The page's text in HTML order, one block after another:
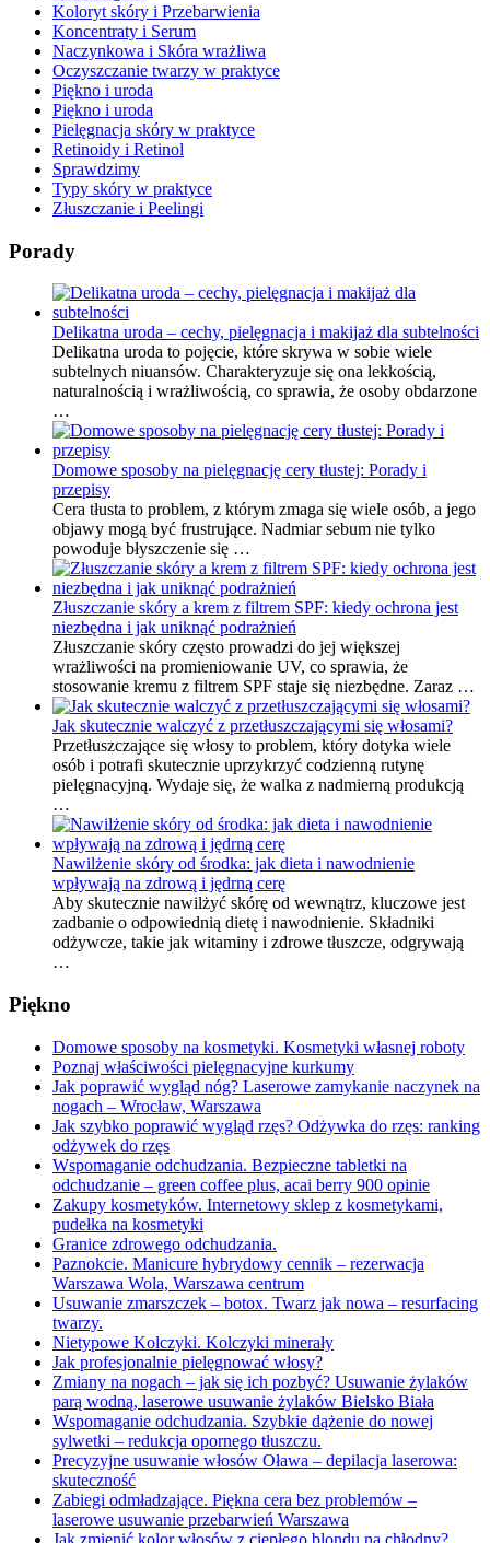
Koloryt skóry i Przebarwienia
Koncentraty i Serum
Naczynkowa i Skóra wrażliwa
Oczyszczanie twarzy w praktyce
Piękno i uroda
Piękno i uroda
Pielęgnacja skóry w praktyce
Retinoidy i Retinol
Sprawdzimy
Typy skóry w praktyce
Złuszczanie i Peelingi
Porady
Delikatna uroda – cechy, pielęgnacja i makijaż dla subtelności
Delikatna uroda to pojęcie, które skrywa w sobie wiele
subtelnych niuansów. Charakteryzuje się ona lekkością,
naturalnością i wrażliwością, co sprawia, że osoby obdarzone
…
Domowe sposoby na pielęgnację cery tłustej: Porady i
przepisy
Cera tłusta to problem, z którym zmaga się wiele osób, a jego
objawy mogą być frustrujące. Nadmiar sebum nie tylko
powoduje błyszczenie się …
Złuszczanie skóry a krem z filtrem SPF: kiedy ochrona jest
niezbędna i jak uniknąć podrażnień
Złuszczanie skóry często prowadzi do jej większej
wrażliwości na promieniowanie UV, co sprawia, że
stosowanie kremu z filtrem SPF staje się niezbędne. Zaraz …
Jak skutecznie walczyć z przetłuszczającymi się włosami?
Przetłuszczające się włosy to problem, który dotyka wiele
osób i potrafi skutecznie uprzykrzyć codzienną rutynę
pielęgnacyjną. Wydaje się, że walka z nadmierną produkcją
…
Nawilżenie skóry od środka: jak dieta i nawodnienie
wpływają na zdrową i jędrną cerę
Aby skutecznie nawilżyć skórę od wewnątrz, kluczowe jest
zadbanie o odpowiednią dietę i nawodnienie. Składniki
odżywcze, takie jak witaminy i zdrowe tłuszcze, odgrywają
…
Piękno
Domowe sposoby na kosmetyki. Kosmetyki własnej roboty
Poznaj właściwości pielęgnacyjne kurkumy
Jak poprawić wygląd nóg? Laserowe zamykanie naczynek na
nogach – Wrocław, Warszawa
Jak szybko poprawić wygląd rzęs? Odżywka do rzęs: ranking
odżywek do rzęs
Wspomaganie odchudzania. Bezpieczne tabletki na
odchudzanie – green coffee plus, acai berry 900 opinie
Zakupy kosmetyków. Internetowy sklep z kosmetykami,
pudełka na kosmetyki
Granice zdrowego odchudzania.
Paznokcie. Manicure hybrydowy cennik – rezerwacja
Warszawa Wola, Warszawa centrum
Usuwanie zmarszczek – botox. Twarz jak nowa – resurfacing
twarzy.
Nietypowe Kolczyki. Kolczyki minerały
Jak profesjonalnie pielęgnować włosy?
Zmiany na nogach – jak się ich pozbyć? Usuwanie żylaków
parą wodną, laserowe usuwanie żylaków Bielsko Biała
Wspomaganie odchudzania. Szybkie dążenie do nowej
sylwetki – redukcja opornego tłuszczu.
Precyzyjne usuwanie włosów Oława – depilacja laserowa:
skuteczność
Zabiegi odmładzające. Piękna cera bez problemów –
laserowe usuwanie przebarwień Warszawa
Jak zmienić kolor włosów z ciepłego blondu na chłodny?